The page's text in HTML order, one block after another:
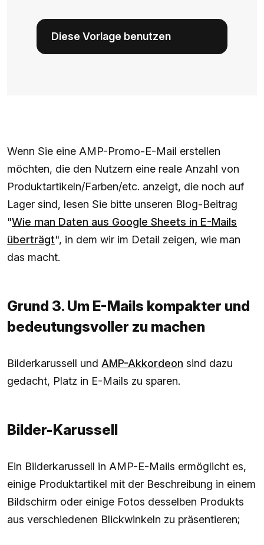
Diese Vorlage benutzen
Wenn Sie eine AMP-Promo-E-Mail erstellen
möchten, die den Nutzern eine reale Anzahl von
Produktartikeln/Farben/etc. anzeigt, die noch auf
Lager sind, lesen Sie bitte unseren Blog-Beitrag
"Wie man Daten aus Google Sheets in E-Mails
überträgt", in dem wir im Detail zeigen, wie man
das macht.
Grund 3. Um E-Mails kompakter und
bedeutungsvoller zu machen
Bilderkarussell und AMP-Akkordeon sind dazu
gedacht, Platz in E-Mails zu sparen.
Bilder-Karussell
Ein Bilderkarussell in AMP-E-Mails ermöglicht es,
einige Produktartikel mit der Beschreibung in einem
Bildschirm oder einige Fotos desselben Produkts
aus verschiedenen Blickwinkeln zu präsentieren;